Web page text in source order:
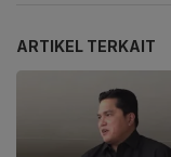
ARTIKEL TERKAIT